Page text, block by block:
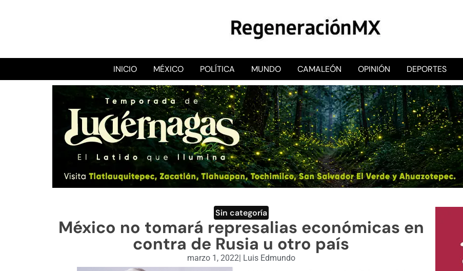
RegeneraciónMX
Sitio de noticias libre e independiente
INICIO MÉXICO POLÍTICA MUNDO CAMALEÓN OPINIÓN DEPORTES
Sin categoría
México no tomará represalias económicas en
contra de Rusia u otro país
marzo 1, 2022| Luis Edmundo